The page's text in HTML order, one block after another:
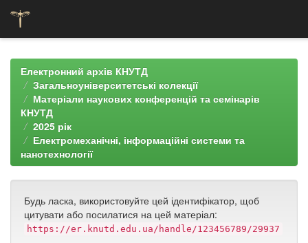
navigationЕлектронний архів КНУТД
Загальноуніверситетські колекції
Матеріали наукових конференцій та семінарів
КНУТД
2025 рік
Електромеханічні, інформаційні системи та
нанотехнології
Будь ласка, використовуйте цей ідентифікатор, щоб
цитувати або посилатися на цей матеріал:
https://er.knutd.edu.ua/handle/123456789/29937